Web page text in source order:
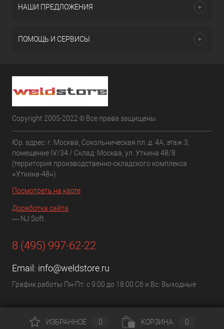
НАШИ ПРЕДЛОЖЕНИЯ
ПОМОЩЬ И СЕРВИСЫ
Copyright 2005-2022 © Все права защищены.
Юр. адрес: г. Москва, Сокольническая пл. д. 4А, этаж 3,
помещение IV/34 / Склад: Москва, ул. Уткина 48/8
(территория производственно-складского комплекса
«Уткина-48»)
Посмотреть на карте
Доработка сайта
— NJ Soft.
8 (495) 997-62-22
Email: info@weldstore.ru
График работы Пн-Пт: с 9:00 до 18:00 Сб и Вс: Выходные
ИЗБРАННОЕ 0 КОРЗИНА 0